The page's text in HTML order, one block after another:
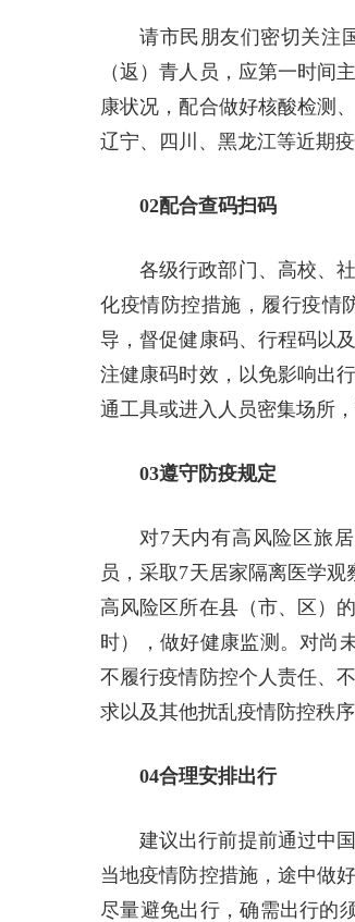
请市民朋友们密切关注
（返）青人员，应第一时间
康状况，配合做好核酸检测
辽宁、四川、黑龙江等近期
02配合查码扫码
各级行政部门、高校、
化疫情防控措施，履行疫情
导，督促健康码、行程码以
注健康码时效，以免影响出
通工具或进入人员密集场所
03遵守防疫规定
对7天内有高风险区旅
员，采取7天居家隔离医学
高风险区所在县（市、区）
时），做好健康监测。对尚
不履行疫情防控个人责任、
求以及其他扰乱疫情防控秩
04合理安排出行
建议出行前提前通过中
当地疫情防控措施，途中做
尽量避免出行，确需出行的